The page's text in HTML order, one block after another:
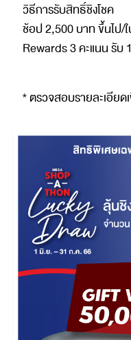
วิธีการรับสิทธิ์ชิงโชค
ช้อป 2,500 บาท ขึ้นไป/
Rewards 3 คะแนน รับ
* ตรวจสอบรายละเอียด